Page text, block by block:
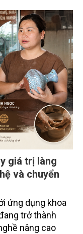
Hội thảo thu
là lãnh đạo
Môi trường,
nghiệp và Môi
cơ quan đơn vị
Bắc.
giá trị làng
và chuyển
ứng dụng khoa
trở thành
nâng cao